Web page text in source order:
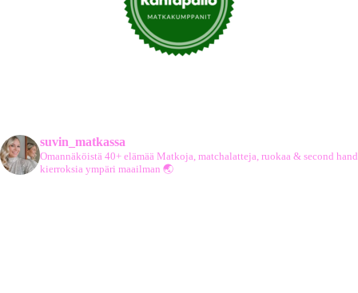
suvin_matkassa
Omannäköistä 40+ elämää Matkoja, matchalatteja, ruokaa & second hand
kierroksia ympäri maailman 🌏